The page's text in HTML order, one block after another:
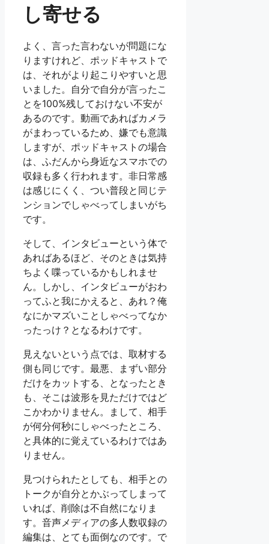
し寄せる
よく、言った言わないが問題にな
りますけれど、ポッドキャストで
は、それがより起こりやすいと思
いました。自分で自分が言ったこ
とを100%残しておけない不安が
あるのです。動画であればカメラ
がまわっているため、嫌でも意識
しますが、ポッドキャストの場合
は、ふだんから身近なスマホでの
収録も多く行われます。非日常感
は感じにくく、つい普段と同じテ
ンションでしゃべってしまいがち
です。
そして、インタビューという体で
あればあるほど、そのときは気持
ちよく喋っているかもしれませ
ん。しかし、インタビューがおわ
ってふと我にかえると、あれ？俺
なにかマズいことしゃべってなか
ったっけ？となるわけです。
見えないという点では、取材する
側も同じです。最悪、まずい部分
だけをカットする、となったとき
も、そこは波形を見ただけではど
こかわかりません。まして、相手
が何分何秒にしゃべったところ、
と具体的に覚えているわけではあ
りません。
見つけられたとしても、相手との
トークが自分とかぶってしまって
いれば、削除は不自然になりま
す。音声メディアの多人数収録の
編集は、とても面倒なのです。で